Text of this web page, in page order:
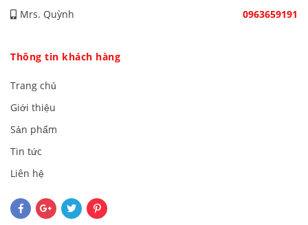
Mrs. Quỳnh
0963659191
Thông tin khách hàng
Trang chủ
Giới thiệu
Sản phẩm
Tin tức
Liên hệ